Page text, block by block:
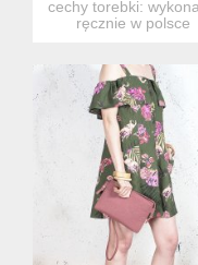
cechy torebki:
ręcznie w polsce